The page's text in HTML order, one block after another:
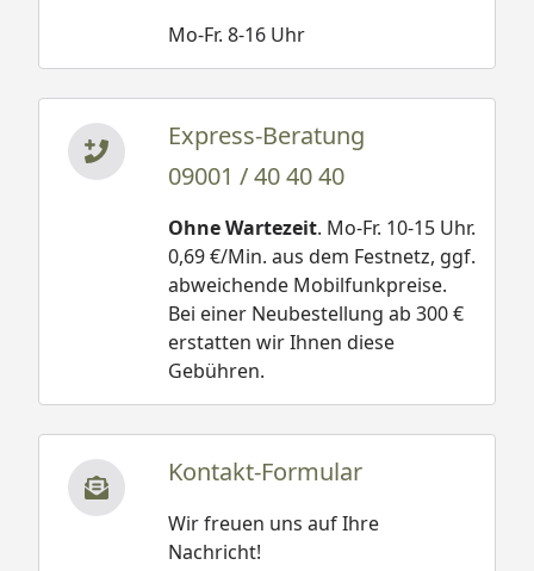
Mo-Fr. 8-16 Uhr
Express-Beratung
09001 / 40 40 40
Ohne Wartezeit. Mo-Fr. 10-15 Uhr.
0,69 €/Min. aus dem Festnetz, ggf.
abweichende Mobilfunkpreise.
Bei einer Neubestellung ab 300 €
erstatten wir Ihnen diese
Gebühren.
Kontakt-Formular
Wir freuen uns auf Ihre
Nachricht!